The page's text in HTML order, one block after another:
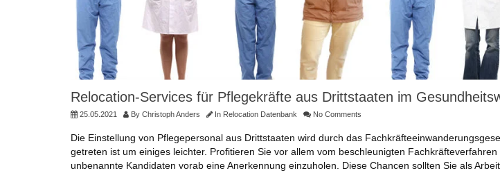
Relocation-Services für Pflegekräfte aus Drittstaaten im
25.05.2021 By Christoph Anders In Relocation Datenbank No Comments
Die Einstellung von Pflegepersonal aus Drittstaaten wird durch das
getreten ist um einiges leichter. Profitieren Sie vor allem vom beschleunigten
unbenannte Kandidaten vorab eine Anerkennung einzuholen. Diese Chancen sollten Sie als